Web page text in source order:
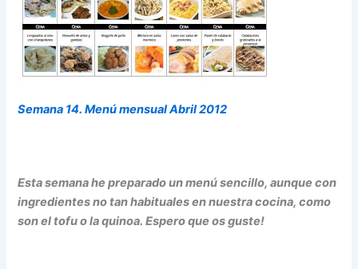
Semana 14. Menú mensual Abril 2012
Esta semana he preparado un menú sencillo, aunque con
ingredientes no tan habituales en nuestra cocina, como
son el tofu o la quinoa. Espero que os guste!